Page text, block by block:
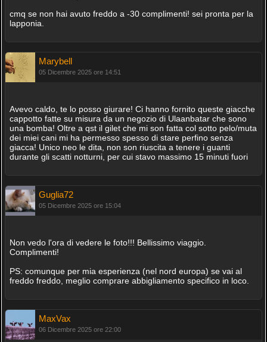
cmq se non hai avuto freddo a -30 complimenti! sei pronta per la
lapponia.
Marybell
05 Dicembre 2025 ore 14:51
Avevo caldo, te lo posso giurare! Ci hanno fornito queste giacche
cappotto fatte su misura da un negozio di Ulaanbatar che sono
una bomba! Oltre a qst il gilet che mi son fatta col sotto pelo/muta
dei miei cani mi ha permesso spesso di stare perfino senza
giacca! Unico neo le dita, non son riuscita a tenere i guanti
durante gli scatti notturni, per cui stavo massimo 15 minuti fuori
Guglia72
05 Dicembre 2025 ore 15:04
Non vedo l'ora di vedere le foto!!! Bellissimo viaggio.
Complimenti!
PS: comunque per mia esperienza (nel nord europa) se vai al
freddo freddo, meglio comprare abbigliamento specifico in loco.
MaxVax
06 Dicembre 2025 ore 22:00